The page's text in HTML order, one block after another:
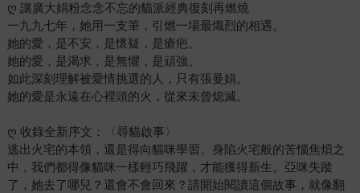
ღ 讓廣大娟粉念念不忘的貓派經典復刻再燃燒
一九九七年，她用一支筆，引燃一場最熾烈的相遇。
她的愛，是不安，是懷疑，是瘡疤。
她的愛，是渴求，是無懼，是頑強。
如此深刻理解被愛情挑選的人，只有張曼娟。
她的愛是永遠在心裡頭的火，從來未曾熄滅。
ღ 收錄全新序文：〈尋貓啟事〉
逃出火宅的本領，還是得向貓咪學習。身陷火宅般的苦惱焦煩之
中，我們都得像貓咪一樣輕巧飛躍，才能獲得新生。亞咪失蹤
了，她去了哪兒？還會不會回來？請開始閱讀這個故事，就像翻